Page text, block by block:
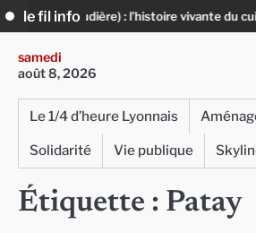
Skip
to
content
le fil info: l’histoire vivante du cuir « Un
samedi
août 8, 2026
Le 1/4 d’heure Lyonnais
Solidarité
Vie publique
Étiquette : Patay